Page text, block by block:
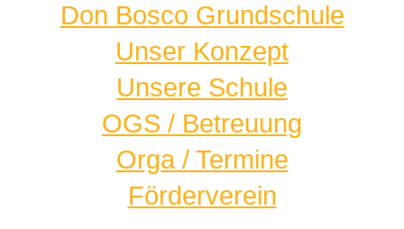
Don Bosco Grundschule
Unser Konzept
Unsere Schule
OGS / Betreuung
Orga / Termine
Förderverein